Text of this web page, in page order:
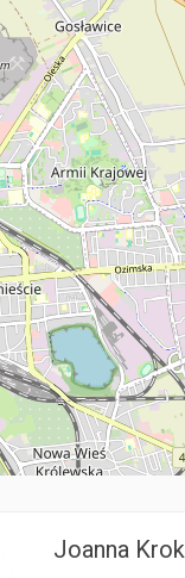
Joanna Krok